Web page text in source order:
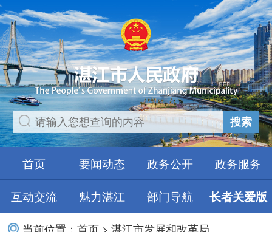
搜索
首页 要闻动态 政务公开
政务服务
互动交流
魅力湛江 部门导航 长者关爱版
当前位置：首页 >湛江市发展和改革局